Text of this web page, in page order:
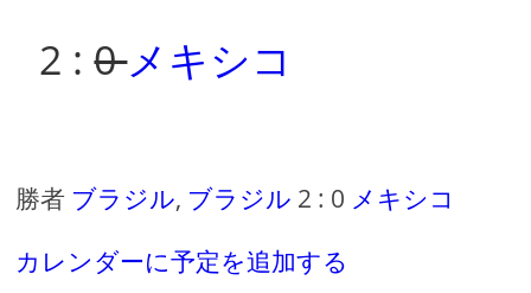
2 :0メキシコ
勝者 ブラジル, ブラジル 2 : 0 メキシコ
カレンダーに予定を追加する